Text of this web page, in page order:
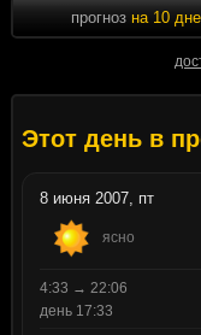
прогноз на 10
Этот день в
8 июня 2007, пт
ясно
4:33 → 22:06
день 17:33